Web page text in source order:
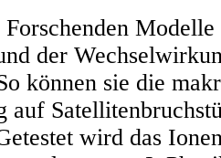
der
können sie die
auf
wird das